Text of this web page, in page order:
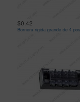
$0.42
Bornera rigida grande de 4